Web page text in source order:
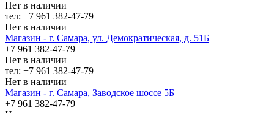
Нет в наличии
тел: +7 961 382-47-79
Нет в наличии
Магазин - г. Самара, ул. Демократическая, д. 51Б
+7 961 382-47-79
Нет в наличии
тел: +7 961 382-47-79
Нет в наличии
Магазин - г. Самара, Заводское шоссе 5Б
+7 961 382-47-79